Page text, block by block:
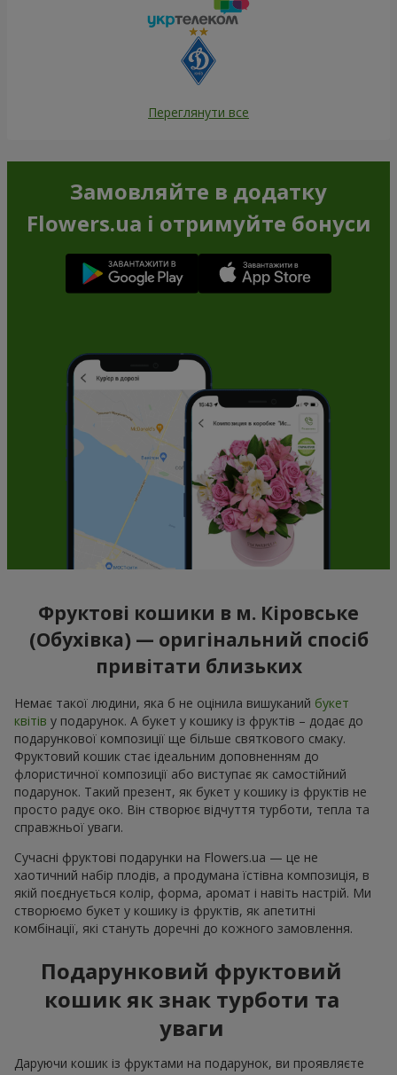
Переглянути все
Замовляйте в додатку
Flowers.ua і отримуйте бонуси
Фруктові кошики в м. Кіровське
(Обухівка) — оригінальний спосіб
привітати близьких
Немає такої людини, яка б не оцінила вишуканий букет
квітів у подарунок. А букет у кошику із фруктів – додає до
подарункової композиції ще більше святкового смаку.
Фруктовий кошик стає ідеальним доповненням до
флористичної композиції або виступає як самостійний
подарунок. Такий презент, як букет у кошику із фруктів не
просто радує око. Він створює відчуття турботи, тепла та
справжньої уваги.
Сучасні фруктові подарунки на Flowers.ua — це не
хаотичний набір плодів, а продумана їстівна композиція, в
якій поєднується колір, форма, аромат і навіть настрій. Ми
створюємо букет у кошику із фруктів, як апетитні
комбінації, які стануть доречні до кожного замовлення.
Подарунковий фруктовий
кошик як знак турботи та
уваги
Даруючи кошик із фруктами на подарунок, ви проявляєте